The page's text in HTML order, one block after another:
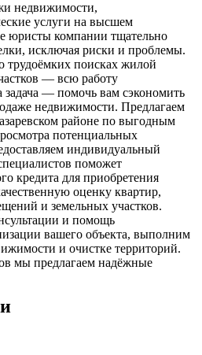
недвижимости,
услуги на высшем
юристы компании тщательно
исключая риски и проблемы.
трудоёмких поисках жилой
— всю работу
— помочь вам сэкономить
недвижимости. Предлагаем
районе по выгодным
потенциальных
индивидуальный
поможет
кредита для приобретения
оценку квартир,
и земельных участков.
и помощь
вашего объекта, выполним
и очистке территорий.
мы предлагаем надёжные